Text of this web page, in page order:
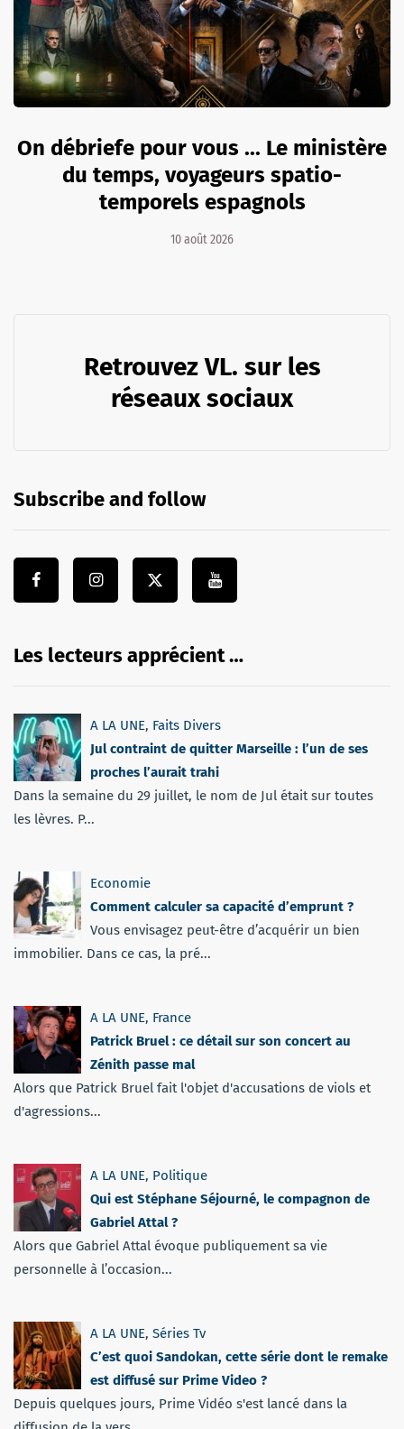
On débriefe pour vous ... Le ministère
du temps, voyageurs spatio-
temporels espagnols
10 août 2026
Retrouvez VL. sur les
réseaux sociaux
Subscribe and follow
Les lecteurs apprécient …
A LA UNE, Faits Divers
Jul contraint de quitter Marseille : l’un de ses
proches l’aurait trahi
Dans la semaine du 29 juillet, le nom de Jul était sur toutes
les lèvres. P...
Economie
Comment calculer sa capacité d’emprunt ?
Vous envisagez peut-être d’acquérir un bien
immobilier. Dans ce cas, la pré...
A LA UNE, France
Patrick Bruel : ce détail sur son concert au
Zénith passe mal
Alors que Patrick Bruel fait l'objet d'accusations de viols et
d'agressions...
A LA UNE, Politique
Qui est Stéphane Séjourné, le compagnon de
Gabriel Attal ?
Alors que Gabriel Attal évoque publiquement sa vie
personnelle à l’occasion...
A LA UNE, Séries Tv
C’est quoi Sandokan, cette série dont le remake
est diffusé sur Prime Video ?
Depuis quelques jours, Prime Vidéo s'est lancé dans la